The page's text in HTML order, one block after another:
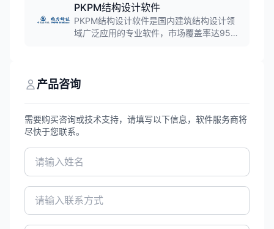
工具的软件。
PKPM结构设计软件
PKPM结构设计软件是国内建筑结构设计领
域广泛应用的专业软件，市场覆盖率达95%
程师提供高效、精准的设计解决方案。
产品咨询
需要购买咨询或技术支持，请填写以下信息，软件服务商将
尽快于您联系。